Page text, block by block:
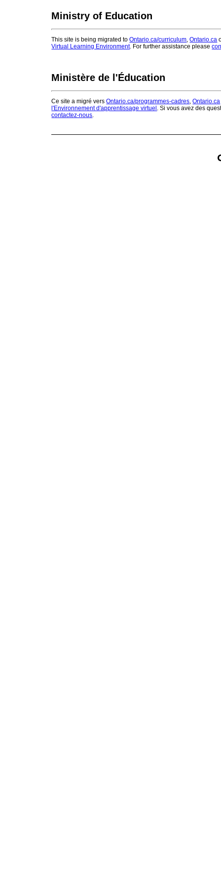
Ministry of Education
This site is being migrated toOntario.ca/curriculum ,Ontario.ca
Virtual Learning Environment. For further assistance please
Ministère de l'Éducation
Ce site a migré versOntario.ca/programmes-cadres ,Ontario.ca
l'Environnement d'apprentissage virtuel . Si vous avez des
contactez-nous